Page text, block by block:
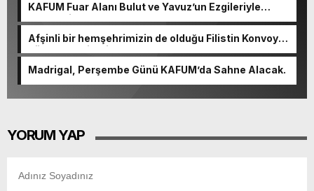
KAFUM Fuar Alanı Bulut ve Yavuz’un Ezgileriyle
Şenlendi.
Afşinli bir hemşehrimizin de olduğu Filistin Konvoyu,
güçlenerek ilerliyor.
Madrigal, Perşembe Günü KAFUM’da Sahne Alacak.
YORUM YAP